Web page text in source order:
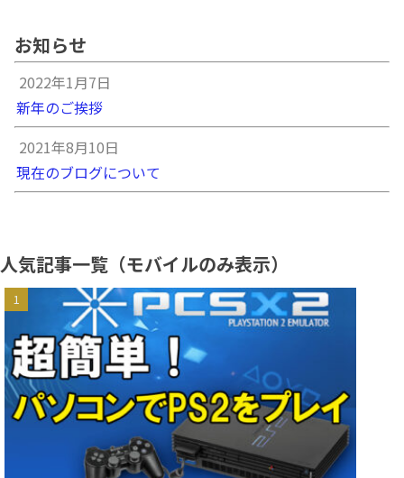
お知らせ
2022年1月7日
新年のご挨拶
2021年8月10日
現在のブログについて
人気記事一覧（モバイルのみ表示）